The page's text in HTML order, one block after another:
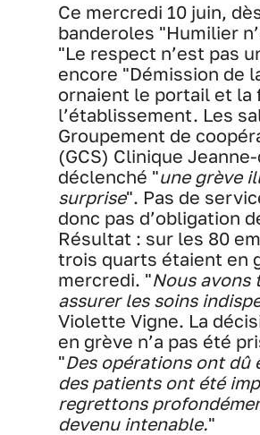
Ce mercredi 10 juin,
banderoles "Humilier
"Le respect n’est pas
encore "Démission de
ornaient le portail et la
l’établissement. Les
Groupement de
(GCS) Clinique
déclenché "une grève
surprise". Pas de
donc pas d’obligation
Résultat : sur les 80
trois quarts étaient en
mercredi. "Nous
assurer les soins
Violette Vigne. La
en grève n’a pas été
"Des opérations ont dû
des patients ont été
regrettons
devenu intenable."